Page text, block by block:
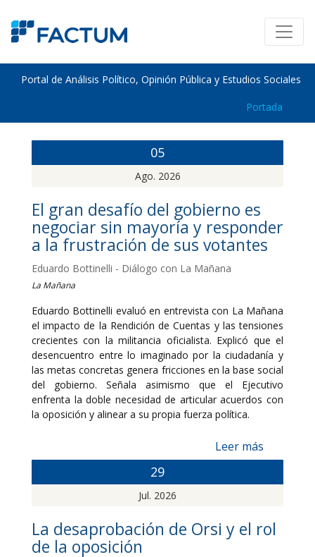
Portal de Análisis Político, Opinión Pública y Estudios Sociales
Portada
05
Ago. 2026
El gran desafío del gobierno es
negociar sin mayoría y responder
a la frustración de sus votantes
Eduardo Bottinelli - Diálogo con La Mañana
La Mañana
Eduardo Bottinelli evaluó en entrevista con La Mañana
el impacto de la Rendición de Cuentas y las tensiones
crecientes con la militancia oficialista. Explicó que el
desencuentro entre lo imaginado por la ciudadanía y
las metas concretas genera fricciones en la base social
del gobierno. Señala asimismo que el Ejecutivo
enfrenta la doble necesidad de articular acuerdos con
la oposición y alinear a su propia fuerza política.
Leer más
29
Jul. 2026
La desaprobación de Orsi y el rol
de la oposición